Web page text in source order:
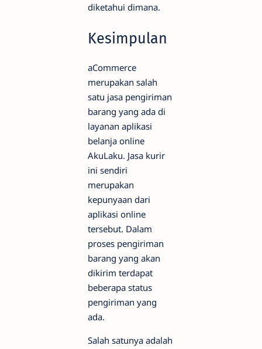
diketahui dimana.
Kesimpulan
aCommerce
merupakan salah
satu jasa pengiriman
barang yang ada di
layanan aplikasi
belanja online
AkuLaku. Jasa kurir
ini sendiri
merupakan
kepunyaan dari
aplikasi online
tersebut. Dalam
proses pengiriman
barang yang akan
dikirim terdapat
beberapa status
pengiriman yang
ada.
Salah satunya adalah